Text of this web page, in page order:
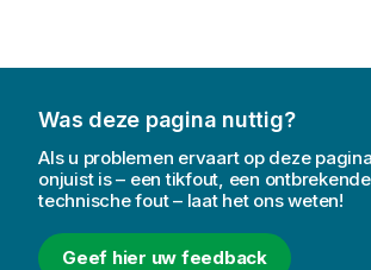
Was deze pagina nuttig?
Als u problemen ervaart op deze
onjuist is – een tikfout, een
technische fout – laat het ons weten!
Geef hier uw feedback